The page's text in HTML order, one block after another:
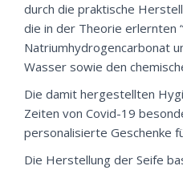
durch die praktische
die in der Theorie erlernten
Natriumhydrogencarbonat
Wasser sowie den
Die damit hergestellten
Zeiten von Covid-19
personalisierte Geschenke
Die Herstellung der Seife